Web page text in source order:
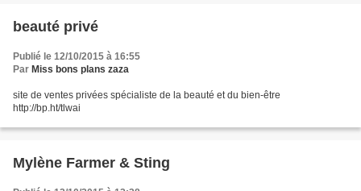
beauté privé
Publié le 12/10/2015 à 16:55
Par Miss bons plans zaza
site de ventes privées spécialiste de la beauté et du bien-être
http://bp.ht/tlwai
Mylène Farmer & Sting